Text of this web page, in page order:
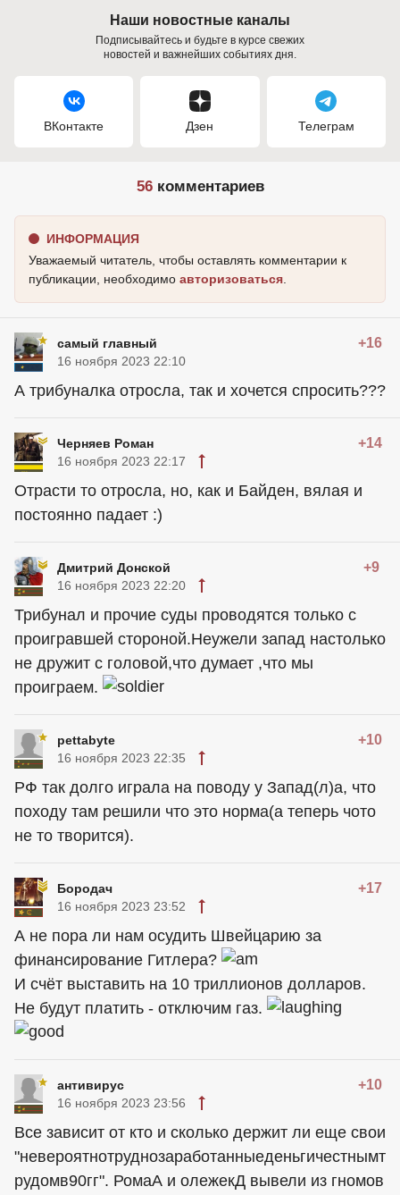
Наши новостные каналы
Подписывайтесь и будьте в курсе свежих
новостей и важнейших событиях дня.
ВКонтакте Дзен Телеграм
56комментариев
ИНФОРМАЦИЯ
Уважаемый читатель, чтобы оставлять комментарии к
публикации, необходимо авторизоваться
самый главный +16
16 ноября 2023 22:10
А трибуналка отросла, так и хочется спросить???
Черняев Роман +14
16 ноября 2023 22:17
Отрасти то отросла, но, как и Байден, вялая и
постоянно падает :)
Дмитрий Донской +9
16 ноября 2023 22:20
Трибунал и прочие суды проводятся только с
проигравшей стороной.Неужели запад настолько
не дружит с головой,что думает ,что мы
проиграем.
pettabyte +10
16 ноября 2023 22:35
РФ так долго играла на поводу у Запад(л)а, что
походу там решили что это норма(а теперь чото
не то творится).
Бородач +17
16 ноября 2023 23:52
А не пора ли нам осудить Швейцарию за
финансирование Гитлера?
И счёт выставить на 10 триллионов долларов.
Не будут платить - отключим газ.
антивирус +10
16 ноября 2023 23:56
Все зависит от кто и сколько держит ли еще свои
"невероятнотруднозаработанныеденьгичестнымт
рудомв90гг". РомаА и олежекД вывели из гномов